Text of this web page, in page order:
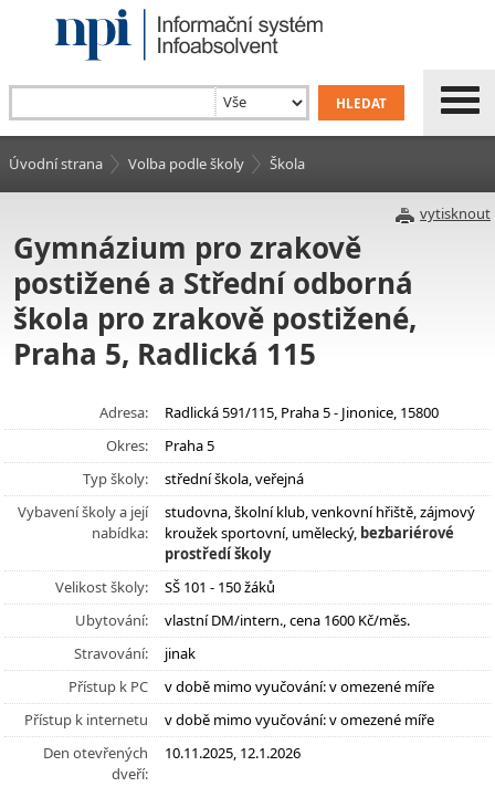
Úvodní strana Volba podle školy Škola
vytisknout
Gymnázium pro zrakově
postižené a Střední odborná
škola pro zrakově postižené,
Praha 5, Radlická 115
Adresa:
Radlická 591/115, Praha 5 - Jinonice, 15800
Okres:
Praha 5
Typ školy:
střední škola, veřejná
Vybavení školy a její
nabídka:
studovna, školní klub, venkovní hřiště, zájmový
kroužek sportovní, umělecký, bezbariérové
prostředí školy
Velikost školy:
SŠ 101 - 150 žáků
Ubytování:
vlastní DM/intern., cena 1600 Kč/měs.
Stravování:
jinak
Přístup k PC
v době mimo vyučování: v omezené míře
Přístup k internetu
v době mimo vyučování: v omezené míře
Den otevřených
dveří:
10.11.2025, 12.1.2026